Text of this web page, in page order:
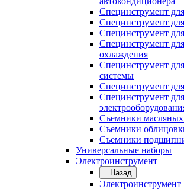
Специнструмент
Специнструмент
Специнструмент
Специнструмент
охлаждения
Специнструмент
системы
Специнструмент
Специнструмент для
Съемники масляных
Съемники
Съемники
Универсальные наборы
Электроинструмент
Назад
Электроинструмент